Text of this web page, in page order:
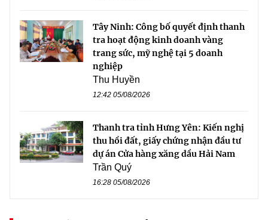
Tây Ninh: Công bố quyết định thanh
tra hoạt động kinh doanh vàng
trang sức, mỹ nghệ tại 5 doanh
nghiệp
Thu Huyền
12:42 05/08/2026
Thanh tra tỉnh Hưng Yên: Kiến nghị
thu hồi đất, giấy chứng nhận đầu tư
dự án Cửa hàng xăng dầu Hải Nam
Trần Quý
16:28 05/08/2026